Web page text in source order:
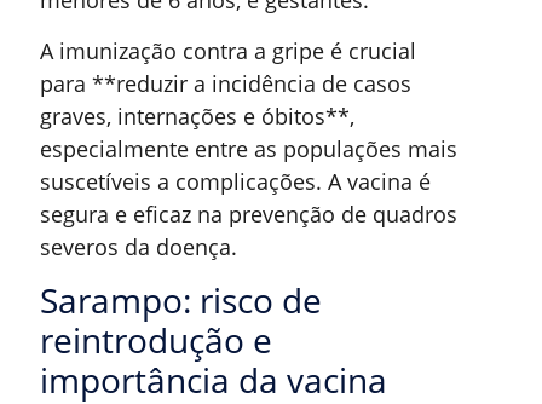
A imunização contra a gripe é crucial
para **reduzir a incidência de casos
graves, internações e óbitos**,
especialmente entre as populações mais
suscetíveis a complicações. A vacina é
segura e eficaz na prevenção de quadros
severos da doença.
Sarampo: risco de
reintrodução e
importância da vacina